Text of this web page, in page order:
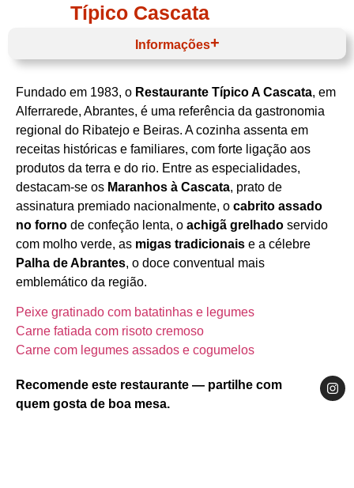
Típico Cascata
Fundado em 1983, o Restaurante Típico A Cascata, em
Alferrarede, Abrantes, é uma referência da gastronomia
regional do Ribatejo e Beiras. A cozinha assenta em
receitas históricas e familiares, com forte ligação aos
produtos da terra e do rio. Entre as especialidades,
destacam-se os Maranhos à Cascata, prato de
assinatura premiado nacionalmente, o cabrito assado
no forno de confeção lenta, o achigã grelhado servido
com molho verde, as migas tradicionais e a célebre
Palha de Abrantes, o doce conventual mais
emblemático da região.
Peixe gratinado com batatinhas e legumes
Carne fatiada com risoto cremoso
Carne com legumes assados e cogumelos
Recomende este restaurante — partilhe com
quem gosta de boa mesa.
Informações
Horário de funcionamento